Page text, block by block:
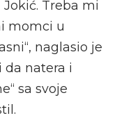
Treba mi
momci u
naglasio je
da natera i
sa svoje